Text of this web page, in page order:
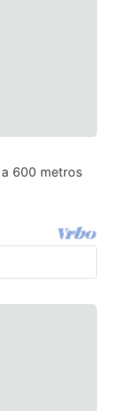
600 metros